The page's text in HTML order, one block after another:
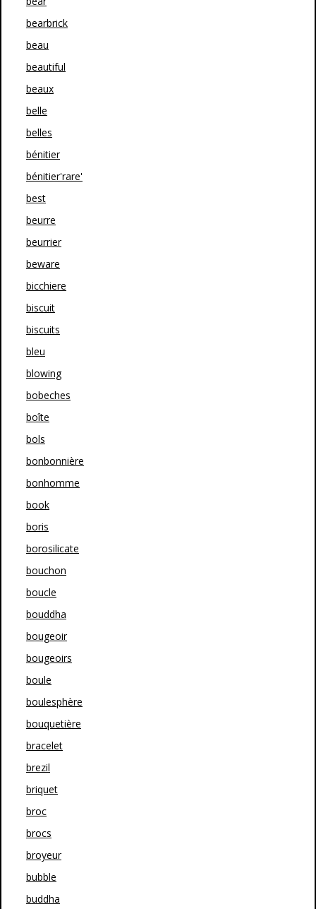
bearbrick
beau
beautiful
beaux
belle
belles
bénitier
bénitier'rare'
best
beurre
beurrier
beware
bicchiere
biscuit
biscuits
bleu
blowing
bobeches
boîte
bols
bonbonnière
bonhomme
book
boris
borosilicate
bouchon
boucle
bouddha
bougeoir
bougeoirs
boule
boulesphère
bouquetière
bracelet
brezil
briquet
broc
brocs
broyeur
bubble
buddha